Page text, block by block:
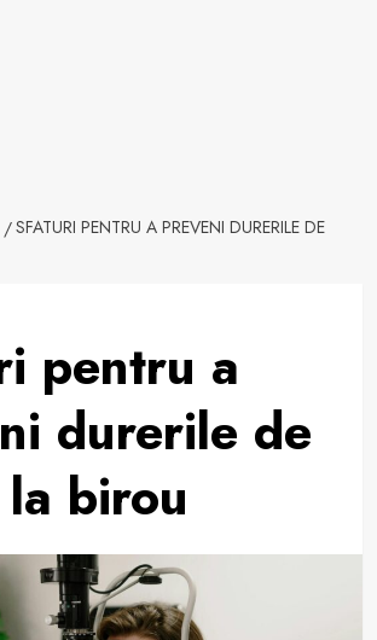
SFATURI PENTRU A PREVENI DURERILE DE
pentru a
durerile de
birou